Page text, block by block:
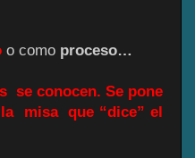
o como proceso…
se conocen. Se pone
la misa que “dice” el